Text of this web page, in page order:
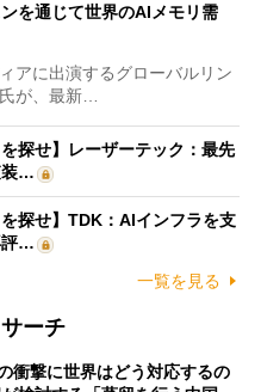
を通じて世界のAIメモリ需
アに出演するグローバルリン
が、最新…
探せ】レーザーテック：最先
装…
探せ】TDK：AIインフラを支
評…
一覧を見る
ーチ
衝撃に世界はどう対応するの